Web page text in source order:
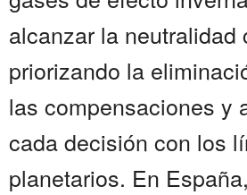
alcanzar la neutralidad
priorizando la
las compensaciones y
cada decisión con los
planetarios. En